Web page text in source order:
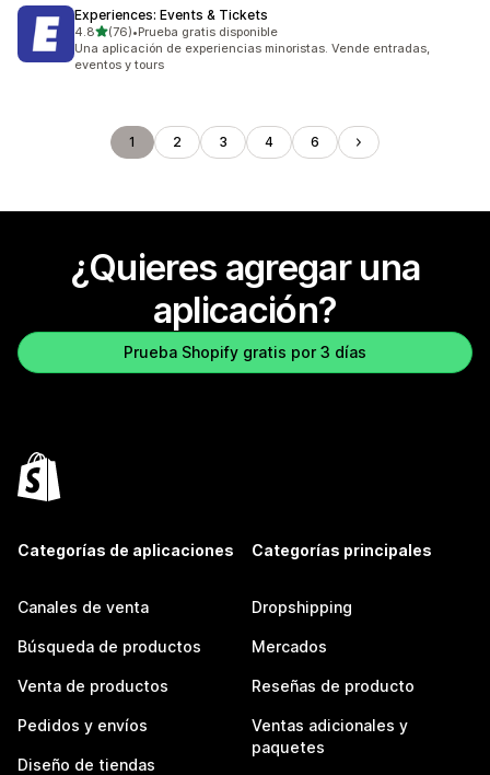
Experiences: Events & Tickets
4.8de 5 estrellas
(76)
76 reseñas en total
•Prueba gratis disponible
Una aplicación de experiencias minoristas. Vende entradas,
eventos y tours
1 2 3 4 6
¿Quieres agregar una
aplicación?
Prueba Shopify gratis por 3 días
Categorías de aplicaciones
Canales de venta
Búsqueda de productos
Venta de productos
Pedidos y envíos
Diseño de tiendas
Categorías principales
Dropshipping
Mercados
Reseñas de producto
Ventas adicionales y
paquetes